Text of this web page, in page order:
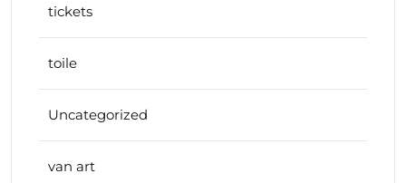
tickets
toile
Uncategorized
van art